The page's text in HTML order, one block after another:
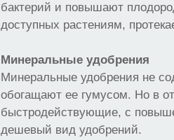
бактерий и повышают
доступных растениям,
Минеральные удобрения
Минеральные удобрения не
обогащают ее гумусом. Но в
быстродействующие, с
дешевый вид удобрений.